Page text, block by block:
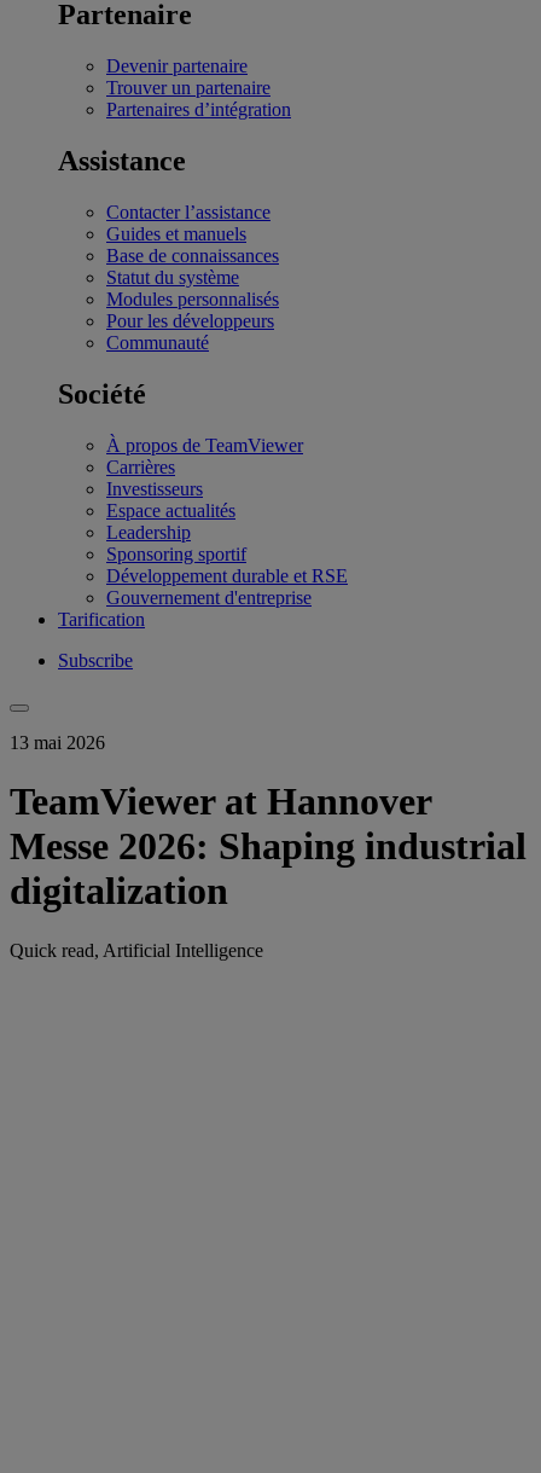
Partenaire
Devenir partenaire
Trouver un partenaire
Partenaires d’intégration
Assistance
Contacter l’assistance
Guides et manuels
Base de connaissances
Statut du système
Modules personnalisés
Pour les développeurs
Communauté
Société
À propos de TeamViewer
Carrières
Investisseurs
Espace actualités
Leadership
Sponsoring sportif
Développement durable et RSE
Gouvernement d'entreprise
Tarification
Subscribe
13 mai 2026
TeamViewer at Hannover
Messe 2026: Shaping industrial
digitalization
Quick read, Artificial Intelligence